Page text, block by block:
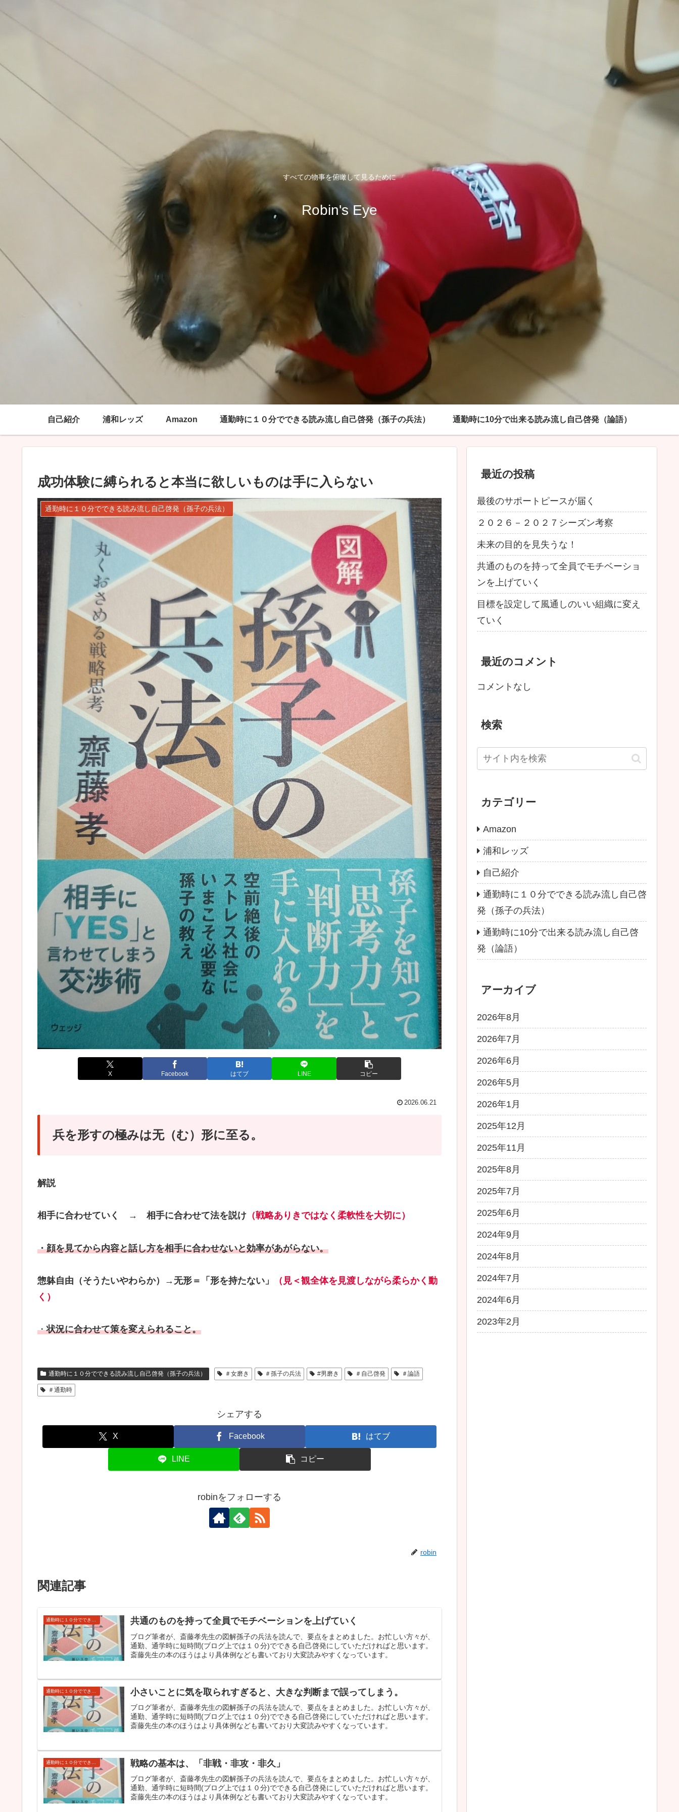
すべての物事を俯瞰して見るために
Robin's Eye
自己紹介 浦和レッズ Amazon 通勤時に１０分でできる読み流し自己啓発（孫子の兵法） 通勤時に10分で出来る読み流し自己啓発（論語）
成功体験に縛られると本当に欲しいものは手に入らない
通勤時に１０分でできる読み流し自己啓発（孫子の兵法）
X Facebook はてブ LINE コピー
2026.06.21
兵を形すの極みは无（む）形に至る。
解説
相手に合わせていく → 相手に合わせて法を説け （戦略ありきではなく柔軟性を大切に）
・顔を見てから内容と話し方を相手に合わせないと効率があがらない。
惣躰自由（そうたいやわらか） →无形＝「形を持たない」
（見＜観全体を見渡しながら柔らかく動
く）
・状況に合わせて策を変えられること。
通勤時に１０分でできる読み流し自己啓発（孫子の兵法） ＃女磨き ＃孫子の兵法 #男磨き ＃自己啓発 ＃論語
＃通勤時
シェアする
X Facebook はてブ
LINE コピー
robinをフォローする
robin
関連記事
通勤時に１０分でできる読み流し自己啓発（孫子の兵法） 共通のものを持って全員でモチベーションを上げていく
ブログ筆者が、斎藤孝先生の図解孫子の兵法を読んで、要点をまとめました。お忙しい方々が、
通勤、通学時に短時間(ブログ上では１０分)でできる自己啓発にしていただければと思います。
斎藤先生の本のほうはより具体例なども書いており大変読みやすくなっています。
通勤時に１０分でできる読み流し自己啓発（孫子の兵法） 小さいことに気を取られすぎると、大きな判断まで誤ってしまう。
ブログ筆者が、斎藤孝先生の図解孫子の兵法を読んで、要点をまとめました。お忙しい方々が、
通勤、通学時に短時間(ブログ上では１０分)でできる自己啓発にしていただければと思います。
斎藤先生の本のほうはより具体例なども書いており大変読みやすくなっています。
戦略の基本は、「非戦・非攻・非久」
ブログ筆者が、斎藤孝先生の図解孫子の兵法を読んで、要点をまとめました。お忙しい方々が、
通勤、通学時に短時間(ブログ上では１０分)でできる自己啓発にしていただければと思います。
斎藤先生の本のほうはより具体例なども書いており大変読みやすくなっています。
最近の投稿
最後のサポートピースが届く
２０２６－２０２７シーズン考察
未来の目的を見失うな！
共通のものを持って全員でモチベーショ
ンを上げていく
目標を設定して風通しのいい組織に変え
ていく
最近のコメント
コメントなし
検索
カテゴリー
Amazon
浦和レッズ
自己紹介
通勤時に１０分でできる読み流し自己啓
発（孫子の兵法）
通勤時に10分で出来る読み流し自己啓
発（論語）
アーカイブ
2026年8月
2026年7月
2026年6月
2026年5月
2026年1月
2025年12月
2025年11月
2025年8月
2025年7月
2025年6月
2024年9月
2024年8月
2024年7月
2024年6月
2023年2月